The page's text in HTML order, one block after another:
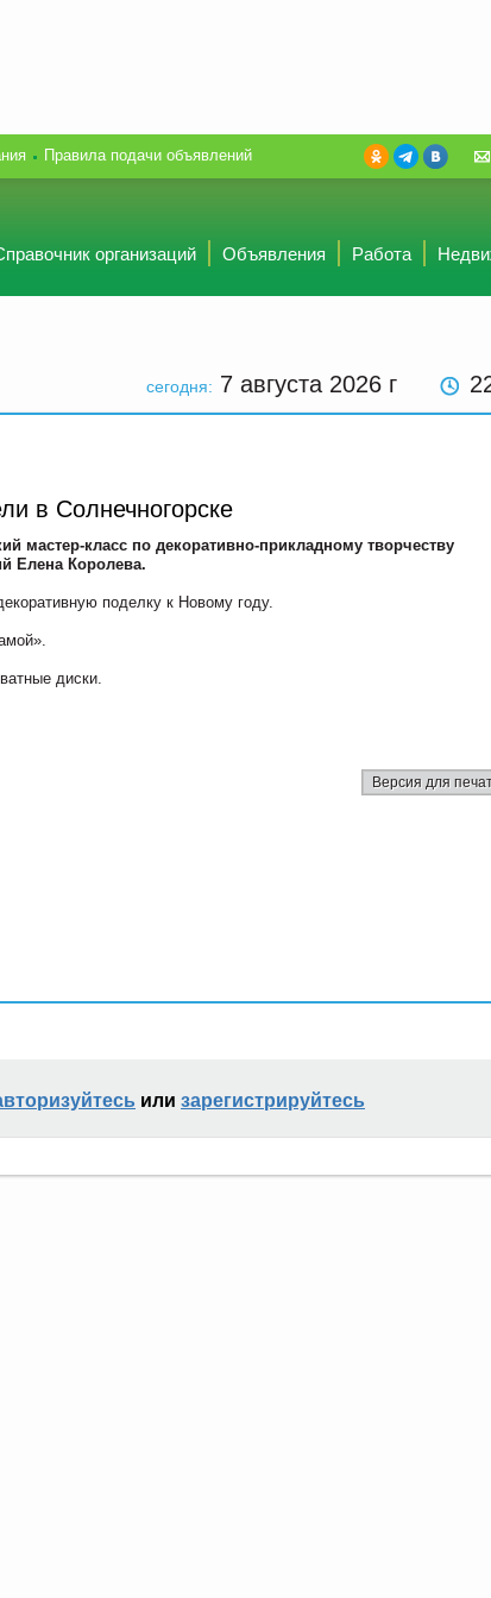
Правила подачи объявлений
организаций Объявления Работа
сегодня: 7 августа 2026 г
в Солнечногорске
мастер-класс по декоративно-прикладному творчеству
Елена Королева.
поделку к Новому году.
диски.
Версия для
или зарегистрируйтесь